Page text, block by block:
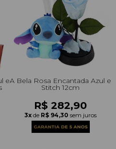
eA Bela Rosa Encantada Azul e
Stitch 12cm
R$ 282,90
3x de R$ 94,30 sem juros